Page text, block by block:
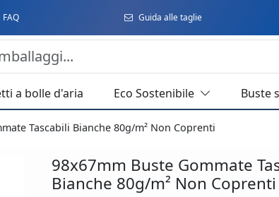
FAQ Guida alle taglie
a bolle d'aria Eco Sostenibile Buste
Tascabili Bianche 80g/m² Non Coprenti
98x67mm Buste Gommate
Bianche 80g/m² Non Coprenti